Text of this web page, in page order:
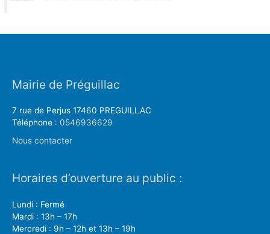
Mairie de Préguillac
7 rue de Perjus 17460 PREGUILLAC
Téléphone : 0546936629
Nous contacter
Horaires d’ouverture au public :
Lundi : Fermé
Mardi : 13h – 17h
Mercredi : 9h – 12h et 13h – 19h